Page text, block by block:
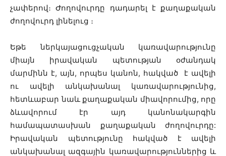
չափերով։ Ժողովուրդը դադարել է քաղաքական
ժողովուրդ լինելուց ։
Եթե ներկայացուցչական կառավարությունը
միայն իրավական պետության օժանդակ
մարմինն է, այն, որպես կանոն, հակված է ավելի
ու ավելի անկախանալ կառավարությունից,
հետևաբար նաև քաղաքական միավորումից, որը
ձևավորում էր այդ կանոնակարգին
համապատասխան քաղաքական ժողովուրդը:
Իրավական պետությունը հակված է ավելի
անկախանալ ազգային կառավարություններից և